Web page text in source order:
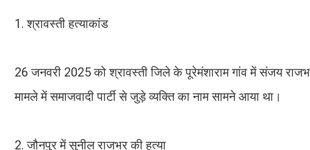
1. श्रावस्ती हत्याकांड
26 जनवरी 2025 को श्रावस्ती जिले के पूरेमंशाराम गांव में संजय
मामले में समाजवादी पार्टी से जुड़े व्यक्ति का नाम सामने आया था।
2. जौनपुर में सुनील राजभर की हत्या